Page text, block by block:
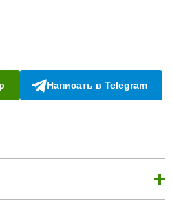
Написать в Telegram